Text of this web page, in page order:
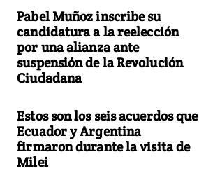
Pabel Muñoz inscribe su
candidatura a la reelección
por una alianza ante
suspensión de la Revolución
Ciudadana
Estos son los seis acuerdos que
Ecuador y Argentina
firmaron durante la visita de
Milei